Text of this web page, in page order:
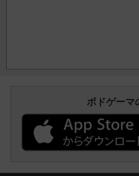
ボドゲーマ